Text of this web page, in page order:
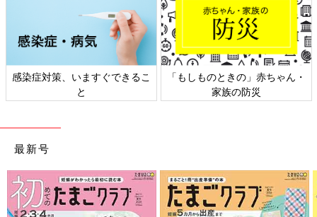
感染症対策、いますぐできるこ
と
「もしものときの」赤ちゃん・
家族の防災
最新号